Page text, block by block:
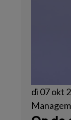
di 07 okt